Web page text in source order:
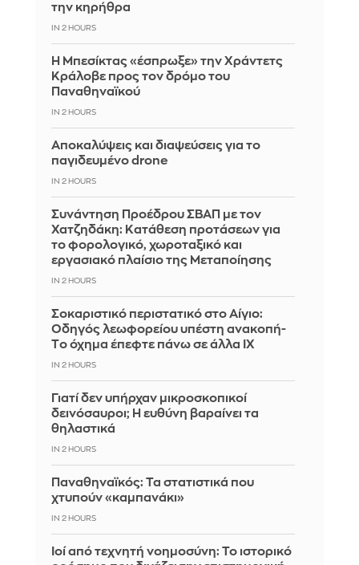
την κηρήθρα
IN 2 HOURS
Η Μπεσίκτας «έσπρωξε» την Χράντετς
Κράλοβε προς τον δρόμο του
Παναθηναϊκού
IN 2 HOURS
Αποκαλύψεις και διαψεύσεις για το
παγιδευμένο drone
IN 2 HOURS
Συνάντηση Προέδρου ΣΒΑΠ με τον
Χατζηδάκη: Κατάθεση προτάσεων για
το φορολογικό, χωροταξικό και
εργασιακό πλαίσιο της Μεταποίησης
IN 2 HOURS
Σοκαριστικό περιστατικό στο Αίγιο:
Οδηγός λεωφορείου υπέστη ανακοπή-
Tο όχημα έπεφτε πάνω σε άλλα ΙΧ
IN 2 HOURS
Γιατί δεν υπήρχαν μικροσκοπικοί
δεινόσαυροι; Η ευθύνη βαραίνει τα
θηλαστικά
IN 2 HOURS
Παναθηναϊκός: Τα στατιστικά που
χτυπούν «καμπανάκι»
IN 2 HOURS
Ιοί από τεχνητή νοημοσύνη: Το ιστορικό